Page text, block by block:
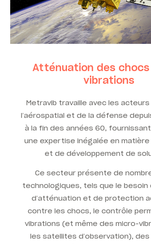
Atténuation des
vibrations
Metravib travaille avec les
l’aérospatial et de la défense
à la fin des années 60,
une expertise inégalée en matière
et de développement de
Ce secteur présente de
technologiques, tels que le besoin
d’atténuation et de protection
contre les chocs, le contrôle
vibrations (et même des micro-
les satellites d’observation),